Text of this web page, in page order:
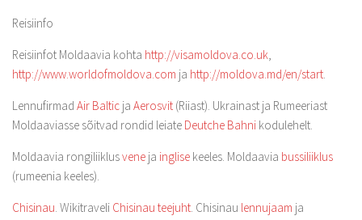
Reisiinfo
Reisiinfot Moldaavia kohta http://visamoldova.co.uk,
http://www.worldofmoldova.com ja http://moldova.md/en/start.
Lennufirmad Air Baltic ja Aerosvit (Riiast). Ukrainast ja Rumeeriast
Moldaaviasse sõitvad rondid leiate Deutche Bahni kodulehelt.
Moldaavia rongiliiklusvene ja inglise keeles. Moldaavia bussiliiklus
(rumeenia keeles).
Chisinau. Wikitraveli Chisinau teejuht. Chisinau lennujaam ja